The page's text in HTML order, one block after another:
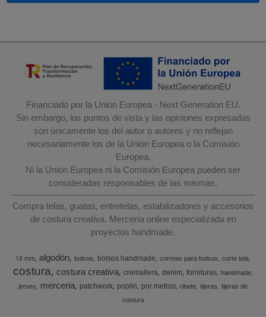
Financiado por la Unión Europea - Next Generation EU.
Sin embargo, los puntos de vista y las opiniones expresadas
son únicamente los del autor o autores y no reflejan
necesariamente los de la Unión Europea o la Comisión
Europea.
Ni la Unión Europea ni la Comisión Europea pueden ser
consideradas responsables de las mismas.
Compra telas, guatas, entretelas, estabilizadores y accesorios
de costura creativa. Mercería online especializada en
proyectos handmade.
18 mm algodón bolsos bolsos handmade correas para bolsos corte tela
costura costura creativa cremallera denim fornituras handmade
jersey merceria patchwork poplin por metros ribete tijeras tijeras de
costura